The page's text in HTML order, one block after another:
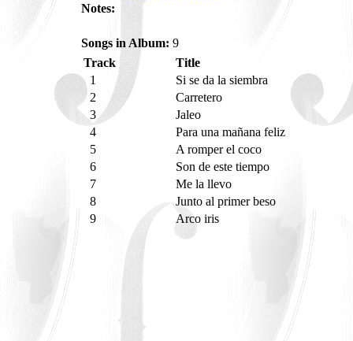
Notes:
Songs in Album: 9
Track
Title
1
Si se da la siembra
2
Carretero
3
Jaleo
4
Para una mañana feliz
5
A romper el coco
6
Son de este tiempo
7
Me la llevo
8
Junto al primer beso
9
Arco iris